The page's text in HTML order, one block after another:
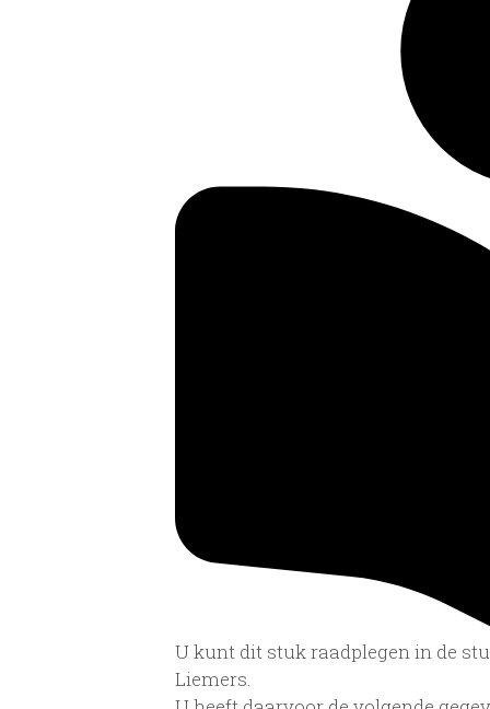
U kunt dit stuk raadplegen in de
Liemers.